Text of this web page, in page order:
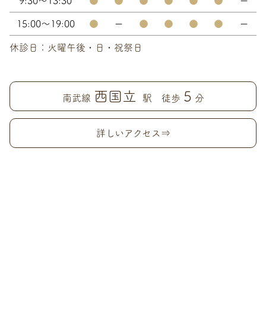
15:00～19:00 ● ー ● ● ● ● ー
休診日：火曜午後・日・祝祭日
南武線 西国立 駅 徒歩 5 分
詳しいアクセス⇒